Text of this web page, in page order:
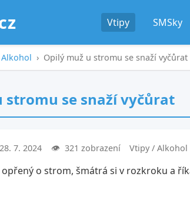
Vtipy SMSky
Alkohol › Opilý muž u stromu se snaží vyčůrat
stromu se snaží vyčůrat
28. 7. 2024 👁️ 321 zobrazení Vtipy / Alkohol
o strom, šmátrá si v rozkroku a